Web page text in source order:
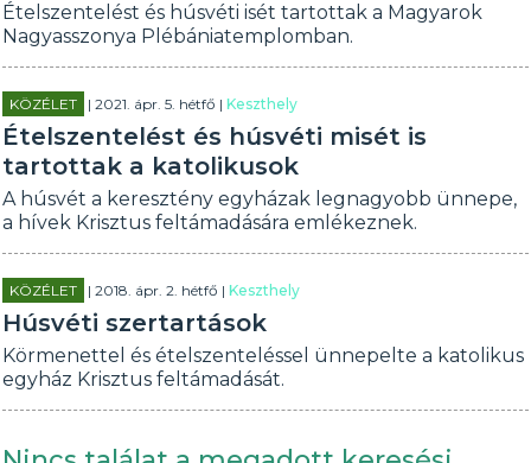
Ételszentelést és húsvéti isét tartottak a Magyarok
Nagyasszonya Plébániatemplomban.
KÖZÉLET | 2021. ápr. 5. hétfő |Keszthely
Ételszentelést és húsvéti misét is
tartottak a katolikusok
A húsvét a keresztény egyházak legnagyobb ünnepe,
a hívek Krisztus feltámadására emlékeznek.
KÖZÉLET | 2018. ápr. 2. hétfő |Keszthely
Húsvéti szertartások
Körmenettel és ételszenteléssel ünnepelte a katolikus
egyház Krisztus feltámadását.